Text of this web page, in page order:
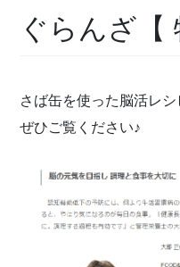
ぐらんざ【
さば缶を使った脳活レシ
ぜひご覧ください♪